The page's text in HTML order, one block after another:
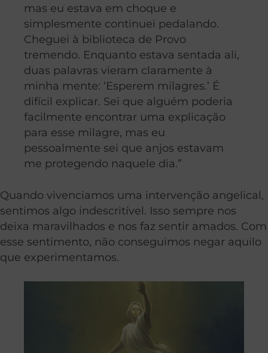
mas eu estava em choque e
simplesmente continuei pedalando.
Cheguei à biblioteca de Provo
tremendo. Enquanto estava sentada ali,
duas palavras vieram claramente à
minha mente: ‘Esperem milagres.’ É
difícil explicar. Sei que alguém poderia
facilmente encontrar uma explicação
para esse milagre, mas eu
pessoalmente sei que anjos estavam
me protegendo naquele dia.”
Quando vivenciamos uma intervenção angelical,
sentimos algo indescritível. Isso sempre nos
deixa maravilhados e nos faz sentir amados. Com
esse sentimento, não conseguimos negar aquilo
que experimentamos.